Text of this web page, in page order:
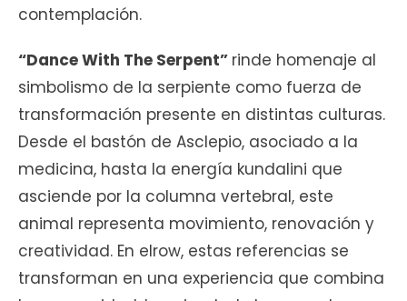
contemplación.
“Dance With The Serpent” rinde homenaje al
simbolismo de la serpiente como fuerza de
transformación presente en distintas culturas.
Desde el bastón de Asclepio, asociado a la
medicina, hasta la energía kundalini que
asciende por la columna vertebral, este
animal representa movimiento, renovación y
creatividad. En elrow, estas referencias se
transforman en una experiencia que combina